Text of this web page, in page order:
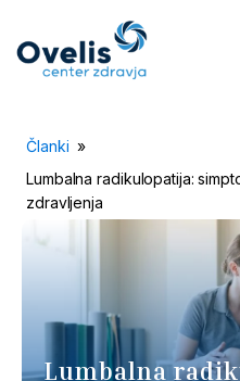
Članki »
Lumbalna radikulopatija:
zdravljenja
Lumbalna